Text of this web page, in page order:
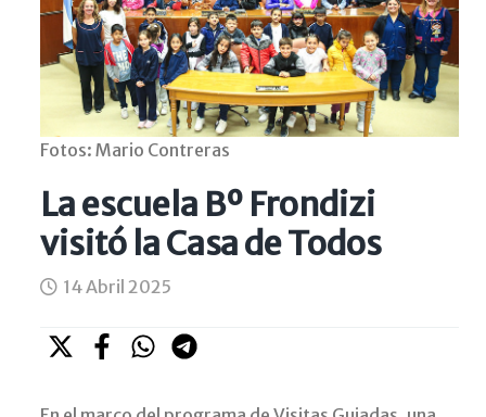
Fotos: Mario Contreras
La escuela Bº Frondizi
visitó la Casa de Todos
14 Abril 2025